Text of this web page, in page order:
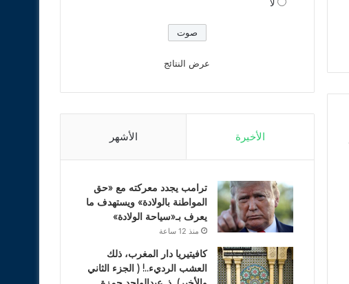
لا
عرض النتائج
الأخيرة الأشهر
ترامب يجدد معركته مع «حق
المواطنة بالولادة» ويستهدف ما
يعرف بـ«سياحة الولادة»
منذ 12 ساعة
كافيتيريا دار المغرب، ذلك
العشب الرديء..! ( الجزء الثاني